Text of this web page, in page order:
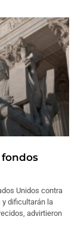
fondos
Unidos contra
y dificultarán la
advirtieron